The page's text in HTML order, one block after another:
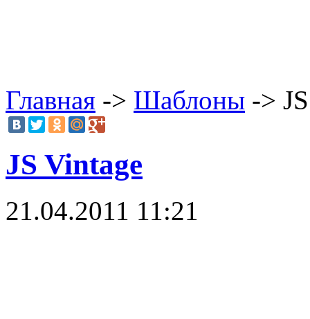
Главная -> Шаблоны ->
JS Vintage
21.04.2011 11:21